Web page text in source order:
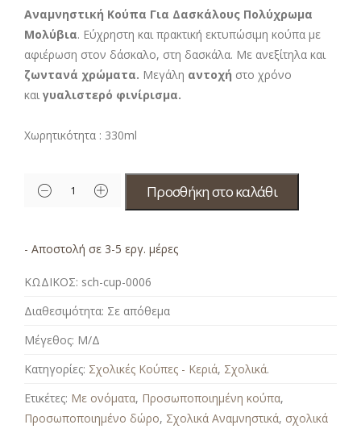
Αναμνηστική Κούπα Για Δασκάλους Πολύχρωμα
Μολύβια. Εύχρηστη και πρακτική εκτυπώσιμη κούπα με
αφιέρωση στον δάσκαλο, στη δασκάλα. Με ανεξίτηλα και
ζωντανά χρώματα. Μεγάλη αντοχή στο χρόνο
και γυαλιστερό φινίρισμα.
Χωρητικότητα : 330ml
Προσθήκη στο καλάθι
- Αποστολή σε 3-5 εργ. μέρες
ΚΩΔΙΚΟΣ: sch-cup-0006
Διαθεσιμότητα: Σε απόθεμα
Μέγεθος: Μ/Δ
Κατηγορίες: Σχολικές Κούπες - Κεριά, Σχολικά.
Ετικέτες: Με ονόματα, Προσωποποιημένη κούπα,
Προσωποποιημένο δώρο, Σχολικά Αναμνηστικά, σχολικά